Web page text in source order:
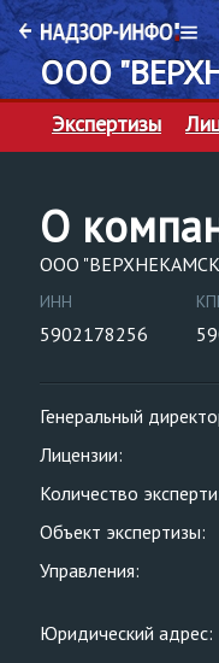
ООО
Экспертизы
О
ООО
ИНН
5902178256
Генеральный
Лицензии:
Количество
Объект экспертизы:
Управления:
Юридический адрес: